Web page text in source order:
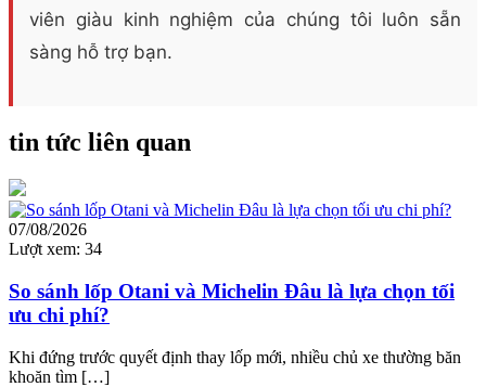
viên giàu kinh nghiệm của chúng tôi luôn sẵn
sàng hỗ trợ bạn.
tin tức liên quan
07/08/2026
Lượt xem: 34
So sánh lốp Otani và Michelin Đâu là lựa chọn tối
ưu chi phí?
Khi đứng trước quyết định thay lốp mới, nhiều chủ xe thường băn
khoăn tìm […]